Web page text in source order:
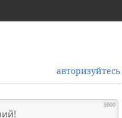
авторизуйтесь
5000